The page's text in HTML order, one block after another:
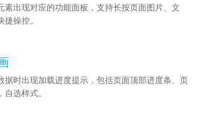
素出现对应的功能面板，支持长按页面图片、文
操控。
据时出现加载进度提示，包括页面顶部进度条、页
选样式。